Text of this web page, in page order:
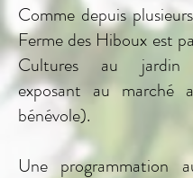
Comme depuis
Ferme des Hiboux est
Cultures au jardin
exposant au marché
bénévole).
Une programmation